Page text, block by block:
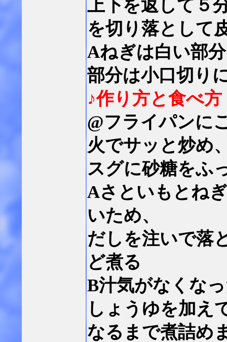
上下を返して５
を切り落として
Aねぎは白い部
部分は小口切り
♪作り方と食べ方
@フライパンに
火でサッと炒め
スグに砂糖をふ
Aさといもとね
いため、
だしを注いで落
ど煮る
B汁気がなくな
しょうゆを加え
なるまで煮詰め